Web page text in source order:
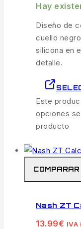
Hay
Diseño de
cuello
silicona en
detalle.
Este
opciones
producto
COMPARAR
Nash ZT
13.99€ IVA